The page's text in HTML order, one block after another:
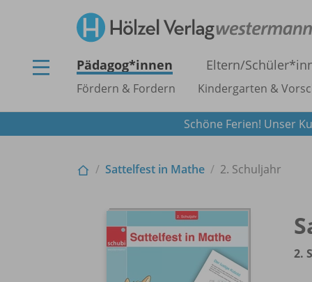
Pädagog*innen Eltern/
Fördern & Fordern Kindergarten &
Schöne Ferien! Unser
Sattelfest in Mathe 2. Schuljahr
2.